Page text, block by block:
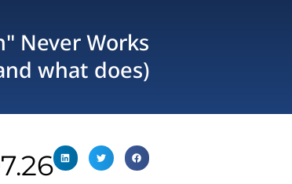
Never Works
what does)